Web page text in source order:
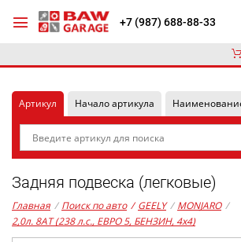
+7 (987) 688-88-33
Артикул Начало артикула
Задняя подвеска (легковые)
Главная / Поиск по авто / GEELY / MONJARO /
2,0л. 8AT (238 л.с., ЕВРО 5, БЕНЗИН, 4x4)